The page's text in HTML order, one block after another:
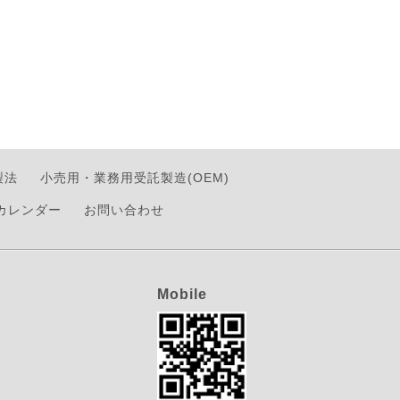
法 小売用・業務用受託製造(OEM)
レンダー お問い合わせ
Mobile